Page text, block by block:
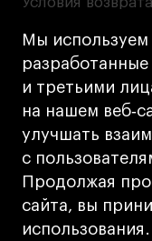
Мы
и третьими
на нашем
улучшать
с
Продолжая
сайта, вы
Кредит на
Лицензия на
деятельности
Университет»
Карта сайта
Дизайн
Разработка